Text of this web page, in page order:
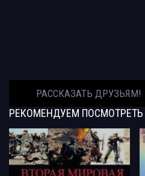
РАССКАЗАТЬ ДРУЗЬЯМ!
РЕКОМЕНДУЕМ ПОСМОТРЕТЬ